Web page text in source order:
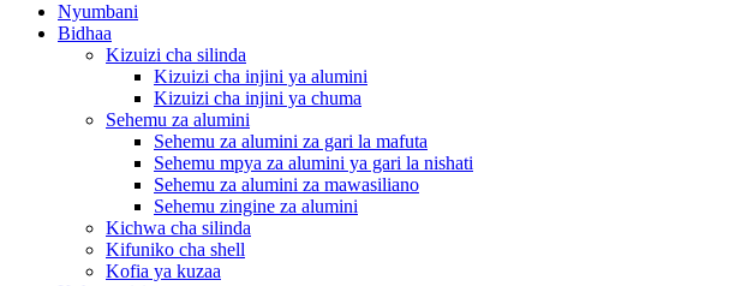
Nyumbani
Bidhaa
Kizuizi cha silinda
Kizuizi cha injini ya alumini
Kizuizi cha injini ya chuma
Sehemu za alumini
Sehemu za alumini za gari la mafuta
Sehemu mpya za alumini ya gari la nishati
Sehemu za alumini za mawasiliano
Sehemu zingine za alumini
Kichwa cha silinda
Kifuniko cha shell
Kofia ya kuzaa